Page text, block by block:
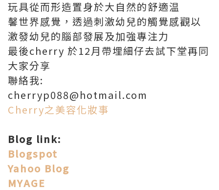
玩具從而形造置身於大自然的舒適温
馨世界感覺，透過刺激幼兒的觸覺感觀以
激發幼兒的腦部發展及加強專注力
最後cherry 於12月帶埋細仔去試下堂再同
大家分享
聯絡我:
cherryp088@hotmail.com
Cherry之美容化妝事
Blog link:
Blogspot
Yahoo Blog
MYAGE